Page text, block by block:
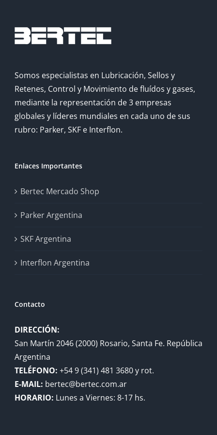
Somos especialistas en Lubricación, Sellos y
Retenes, Control y Movimiento de fluídos y gases,
mediante la representación de 3 empresas
globales y líderes mundiales en cada uno de sus
rubro: Parker, SKF e Interflon.
Enlaces Importantes
Bertec Mercado Shop
Parker Argentina
SKF Argentina
Interflon Argentina
Contacto
DIRECCIÓN:
San Martín 2046 (2000) Rosario, Santa Fe. República
Argentina
TELÉFONO: +54 9 (341) 481 3680 y rot.
E-MAIL: bertec@bertec.com.ar
HORARIO: Lunes a Viernes: 8-17 hs.